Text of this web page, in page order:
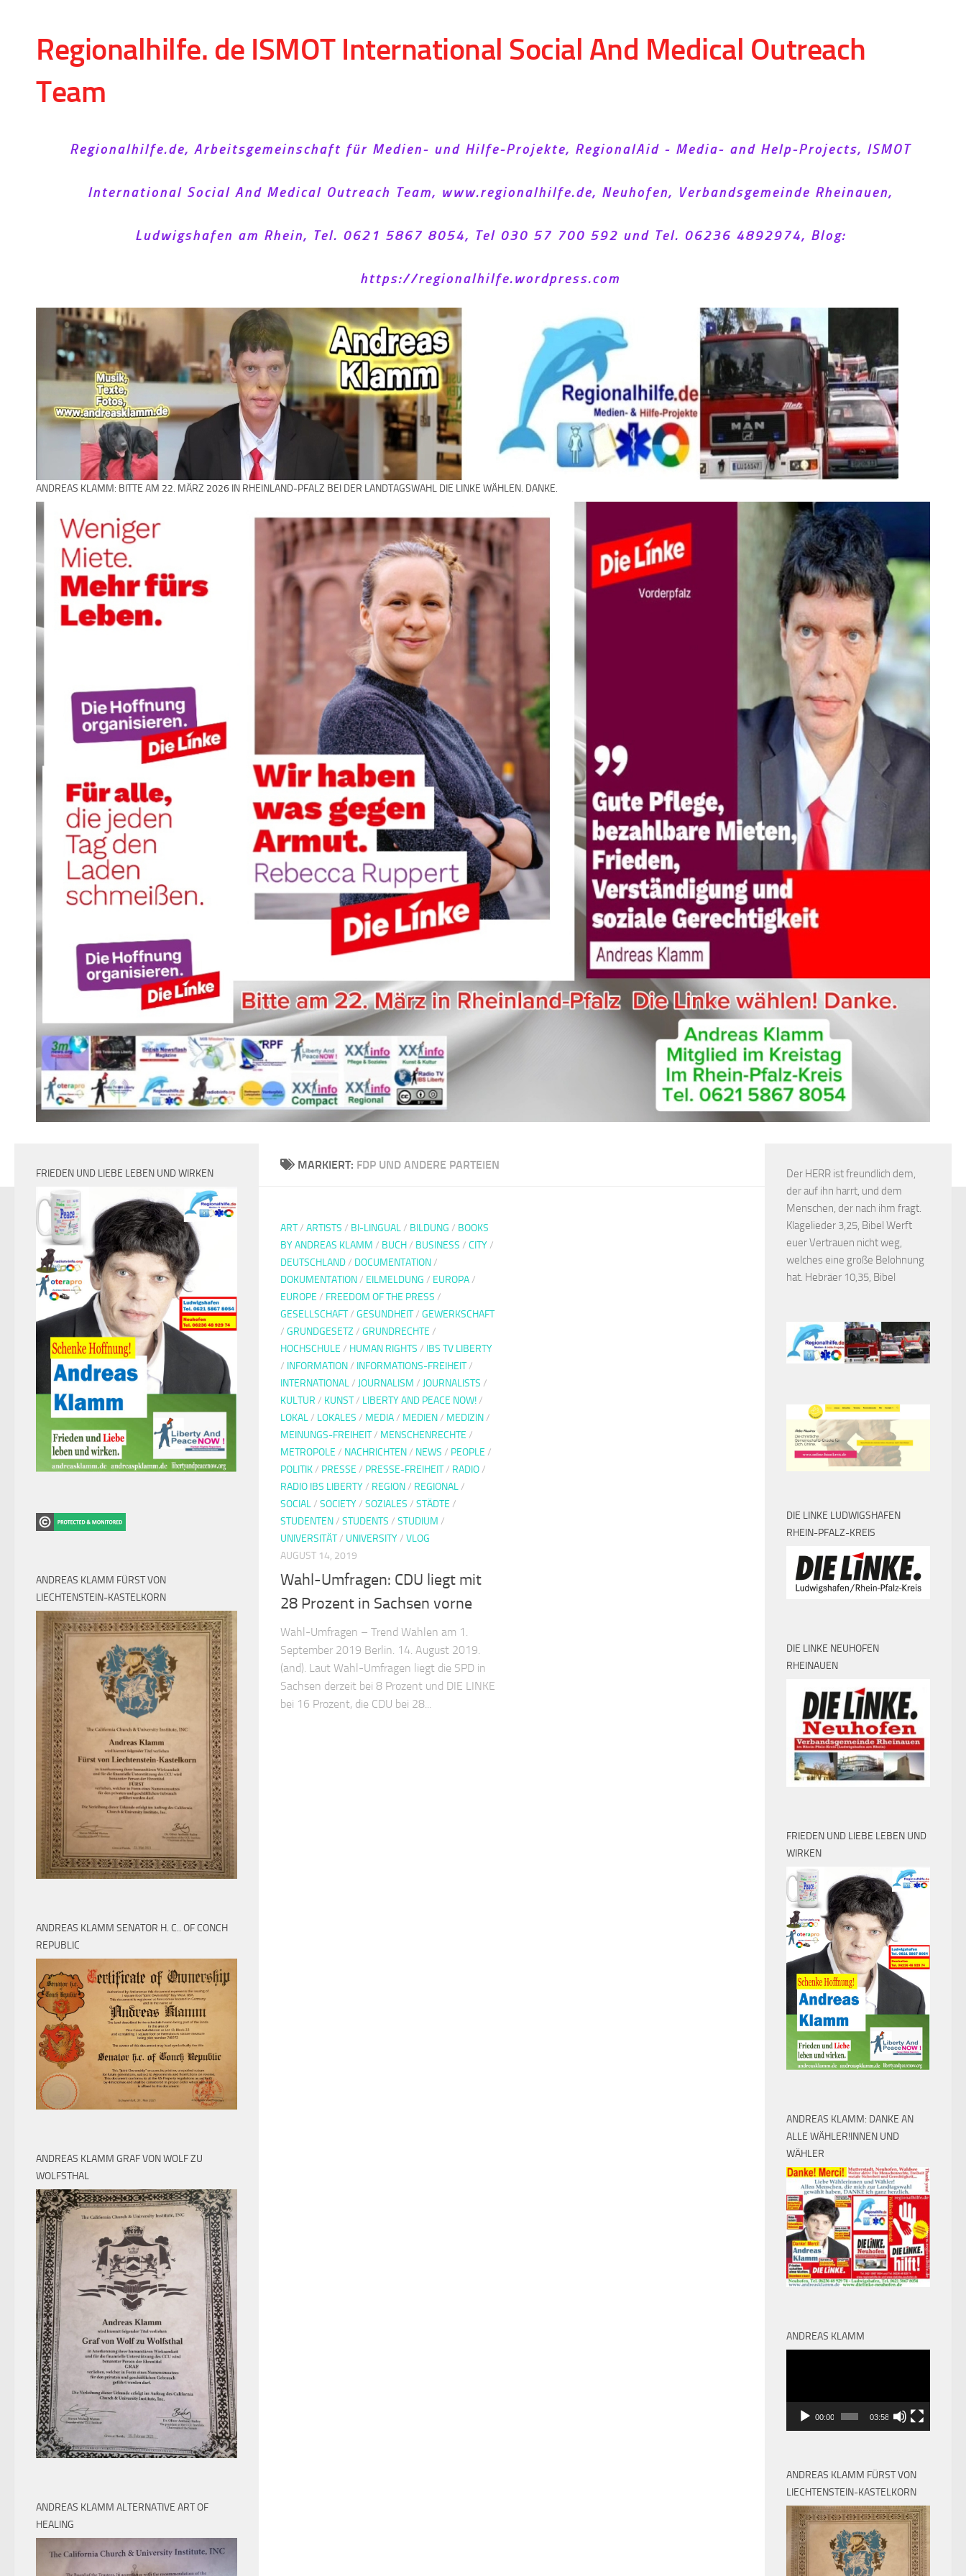
Regionalhilfe. de ISMOT International Social And Medical Outreach
Team
Regionalhilfe.de, Arbeitsgemeinschaft für Medien- und Hilfe-Projekte, RegionalAid - Media- and Help-Projects, ISMOT
International Social And Medical Outreach Team, www.regionalhilfe.de, Neuhofen, Verbandsgemeinde Rheinauen,
Ludwigshafen am Rhein, Tel. 0621 5867 8054, Tel 030 57 700 592 und Tel. 06236 4892974, Blog:
https://regionalhilfe.wordpress.com
ANDREAS KLAMM: BITTE AM 22. MÄRZ 2026 IN RHEINLAND-PFALZ BEI DER LANDTAGSWAHL DIE LINKE WÄHLEN. DANKE.
MARKIERT: FDP UND ANDERE PARTEIEN
ART/ ARTISTS / BI-LINGUAL/ BILDUNG / BOOKS
BY ANDREAS KLAMM / BUCH/ BUSINESS / CITY/
DEUTSCHLAND/ DOCUMENTATION/
DOKUMENTATION/ EILMELDUNG / EUROPA/
EUROPE / FREEDOM OF THE PRESS /
GESELLSCHAFT/ GESUNDHEIT/ GEWERKSCHAFT
/ GRUNDGESETZ / GRUNDRECHTE /
HOCHSCHULE / HUMAN RIGHTS / IBS TV LIBERTY
/ INFORMATION/ INFORMATIONS-FREIHEIT/
INTERNATIONAL/ JOURNALISM / JOURNALISTS /
KULTUR / KUNST/ LIBERTY AND PEACE NOW!/
LOKAL/ LOKALES / MEDIA/ MEDIEN/ MEDIZIN/
MEINUNGS-FREIHEIT/ MENSCHENRECHTE /
METROPOLE / NACHRICHTEN/ NEWS / PEOPLE /
POLITIK/ PRESSE / PRESSE-FREIHEIT/ RADIO/
RADIO IBS LIBERTY/ REGION/ REGIONAL/
SOCIAL/ SOCIETY/ SOZIALES / STÄDTE /
STUDENTEN/ STUDENTS / STUDIUM /
UNIVERSITÄT/ UNIVERSITY/ VLOG
AUGUST 14, 2019
Wahl-Umfragen: CDU liegt mit
28 Prozent in Sachsen vorne
Wahl-Umfragen – Trend Wahlen am 1.
September 2019 Berlin. 14. August 2019.
(and). Laut Wahl-Umfragen liegt die SPD in
Sachsen derzeit bei 8 Prozent und DIE LINKE
bei 16 Prozent, die CDU bei 28...
FRIEDEN UND LIEBE LEBEN UND WIRKEN
ANDREAS KLAMM FÜRST VON
LIECHTENSTEIN-KASTELKORN
ANDREAS KLAMM SENATOR H. C.. OF CONCH
REPUBLIC
ANDREAS KLAMM GRAF VON WOLF ZU
WOLFSTHAL
ANDREAS KLAMM ALTERNATIVE ART OF
HEALING
Der HERR ist freundlich dem,
der auf ihn harrt, und dem
Menschen, der nach ihm fragt.
Klagelieder 3,25, Bibel Werft
euer Vertrauen nicht weg,
welches eine große Belohnung
hat. Hebräer 10,35, Bibel
DIE LINKE LUDWIGSHAFEN
RHEIN-PFALZ-KREIS
DIE LINKE NEUHOFEN
RHEINAUEN
FRIEDEN UND LIEBE LEBEN UND
WIRKEN
ANDREAS KLAMM: DANKE AN
ALLE WÄHLER!INNEN UND
WÄHLER
ANDREAS KLAMM
00:00 03:58
ANDREAS KLAMM FÜRST VON
LIECHTENSTEIN-KASTELKORN